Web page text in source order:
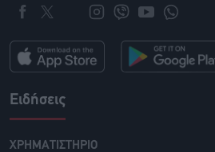
Ειδήσεις
ΧΡΗΜΑΤΙΣΤΗΡΙΟ